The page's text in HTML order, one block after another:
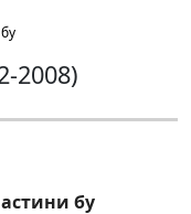
2008)
бу